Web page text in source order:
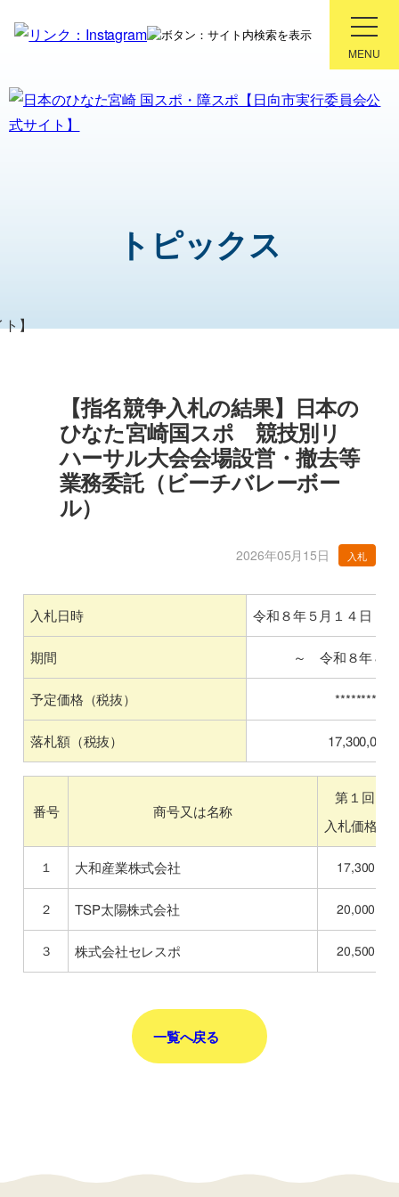
紡ぐ感動 親和となれ
第81回国民スポーツ大会
第26回全国障害者スポーツ大会
MENU
トピックス
【指名競争入札の結果】日本の
ひなた宮崎国スポ 競技別リ
ハーサル大会会場設営・撤去等
業務委託（ビーチバレーボー
ル）
2026年05月15日 入札
入札日時 令和８年５月１４日
期間 ～ 令和８年８
予定価格（税抜） ************
落札額（税抜） 17,300,000
番号 商号又は名称
第１回目
入札価格(円)
１ 大和産業株式会社
２ TSP太陽株式会社
３ 株式会社セレスポ
一覧へ戻る